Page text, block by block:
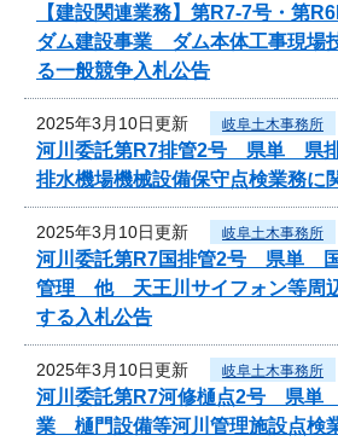
【建設関連業務】第R7-7号・第
ダム建設事業 ダム本体工事現場
る一般競争入札公告
2025年3月10日更新 岐阜土木事務所
河川委託第R7排管2号 県単 県
排水機場機械設備保守点検業務に
2025年3月10日更新 岐阜土木事務所
河川委託第R7国排管2号 県単
管理 他 天王川サイフォン等周
する入札公告
2025年3月10日更新 岐阜土木事務所
河川委託第R7河修樋点2号 県単
業 樋門設備等河川管理施設点検